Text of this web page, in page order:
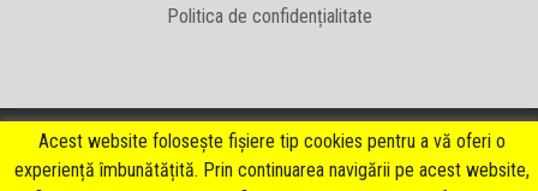
Politica de confidențialitate
Copyright © WERK Romania SRL 2026 - Toate drepturile rezervate
Acest website folosește fișiere tip cookies pentru a vă oferi o
experiență îmbunătățită. Prin continuarea navigării pe acest website,